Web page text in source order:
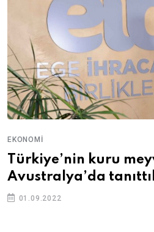
EKONOMI
Türkiye’nin kuru
Avustralya’da
01.09.2022